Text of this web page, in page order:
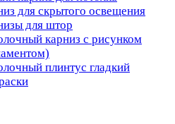
для скрытого освещения
для штор
карниз с рисунком
плинтус гладкий